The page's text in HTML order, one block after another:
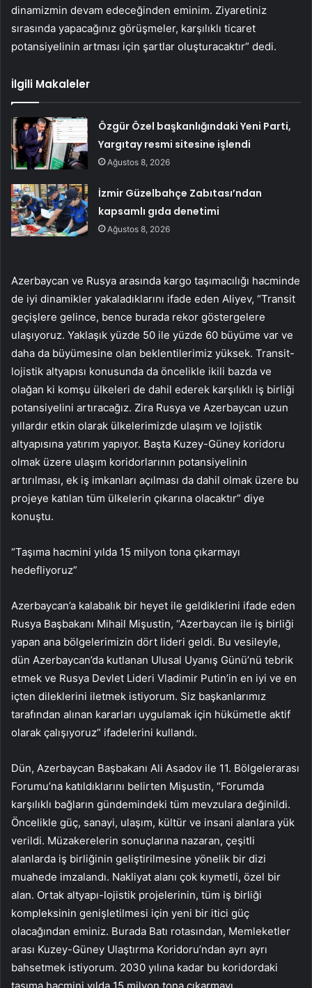
dinamizmin devam edeceğinden eminim. Ziyaretiniz
sırasında yapacağınız görüşmeler, karşılıklı ticaret
potansiyelinin artması için şartlar oluşturacaktır” dedi.
İlgili Makaleler
Özgür Özel başkanlığındaki Yeni Parti,
Yargıtay resmi sitesine işlendi
Ağustos 8, 2026
İzmir Güzelbahçe Zabıtası’ndan
kapsamlı gıda denetimi
Ağustos 8, 2026
Azerbaycan ve Rusya arasında kargo taşımacılığı hacminde
de iyi dinamikler yakaladıklarını ifade eden Aliyev, “Transit
geçişlere gelince, bence burada rekor göstergelere
ulaşıyoruz. Yaklaşık yüzde 50 ile yüzde 60 büyüme var ve
daha da büyümesine olan beklentilerimiz yüksek. Transit-
lojistik altyapısı konusunda da öncelikle ikili bazda ve
olağan ki komşu ülkeleri de dahil ederek karşılıklı iş birliği
potansiyelini artıracağız. Zira Rusya ve Azerbaycan uzun
yıllardır etkin olarak ülkelerimizde ulaşım ve lojistik
altyapısına yatırım yapıyor. Başta Kuzey-Güney koridoru
olmak üzere ulaşım koridorlarının potansiyelinin
artırılması, ek iş imkanları açılması da dahil olmak üzere bu
projeye katılan tüm ülkelerin çıkarına olacaktır” diye
konuştu.
“Taşıma hacmini yılda 15 milyon tona çıkarmayı
hedefliyoruz”
Azerbaycan’a kalabalık bir heyet ile geldiklerini ifade eden
Rusya Başbakanı Mihail Mişustin, “Azerbaycan ile iş birliği
yapan ana bölgelerimizin dört lideri geldi. Bu vesileyle,
dün Azerbaycan’da kutlanan Ulusal Uyanış Günü’nü tebrik
etmek ve Rusya Devlet Lideri Vladimir Putin’in en iyi ve en
içten dileklerini iletmek istiyorum. Siz başkanlarımız
tarafından alınan kararları uygulamak için hükümetle aktif
olarak çalışıyoruz” ifadelerini kullandı.
Dün, Azerbaycan Başbakanı Ali Asadov ile 11. Bölgelerarası
Forumu’na katıldıklarını belirten Mişustin, “Forumda
karşılıklı bağların gündemindeki tüm mevzulara değinildi.
Öncelikle güç, sanayi, ulaşım, kültür ve insani alanlara yük
verildi. Müzakerelerin sonuçlarına nazaran, çeşitli
alanlarda iş birliğinin geliştirilmesine yönelik bir dizi
muahede imzalandı. Nakliyat alanı çok kıymetli, özel bir
alan. Ortak altyapı-lojistik projelerinin, tüm iş birliği
kompleksinin genişletilmesi için yeni bir itici güç
olacağından eminiz. Burada Batı rotasından, Memleketler
arası Kuzey-Güney Ulaştırma Koridoru’ndan ayrı ayrı
bahsetmek istiyorum. 2030 yılına kadar bu koridordaki